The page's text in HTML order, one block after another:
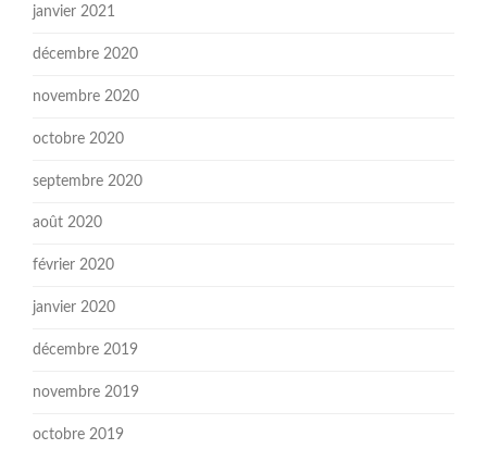
janvier 2021
décembre 2020
novembre 2020
octobre 2020
septembre 2020
août 2020
février 2020
janvier 2020
décembre 2019
novembre 2019
octobre 2019